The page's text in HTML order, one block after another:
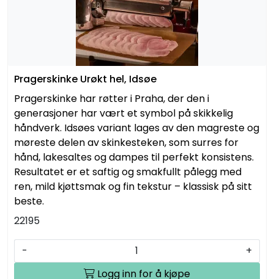
Pragerskinke Urøkt hel, Idsøe
Pragerskinke har røtter i Praha, der den i
generasjoner har vært et symbol på skikkelig
håndverk. Idsøes variant lages av den magreste og
møreste delen av skinkesteken, som surres for
hånd, lakesaltes og dampes til perfekt konsistens.
Resultatet er et saftig og smakfullt pålegg med
ren, mild kjøttsmak og fin tekstur – klassisk på sitt
beste.
22195
-
+
Logg inn for å kjøpe